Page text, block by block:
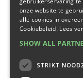
onze website te
alle cookies in
Cookiebeleid. Lees
SHOW ALL
STRIKT